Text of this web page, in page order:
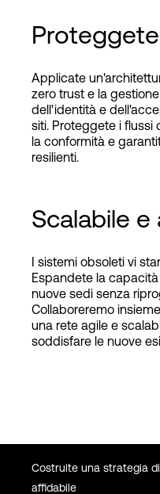
Applicate
zero trust e la
dell'identità e
siti. Proteggete i flussi
la conformità e
resilienti.
Scalabile
I sistemi obsoleti vi
Espandete la
nuove sedi senza
Collaboreremo
una rete agile e
soddisfare le nuove
Costruite una strategia
affidabile